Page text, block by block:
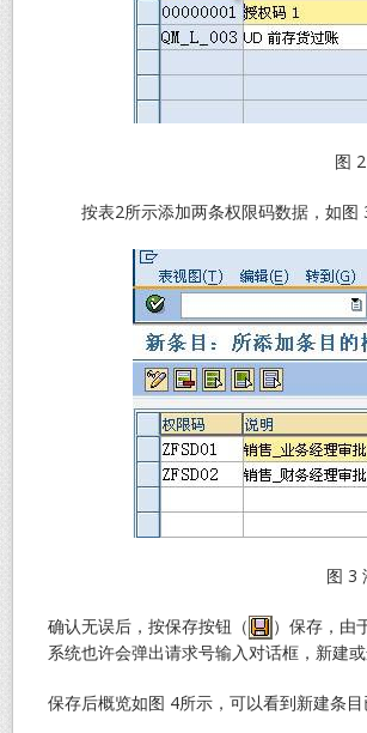
图
按表2所示添加两条权限码数据，如图 3
图 3
确认无误后，按保存按钮（
）保存，由
系统也许会弹出请求号输入对话框，新建
保存后概览如图 4所示，可以看到新建条